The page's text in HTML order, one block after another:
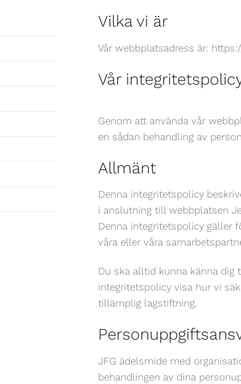
Vilka vi är
Vår webbplatsadress är:
Vår
Genom att använda vår
en sådan behandling av
Allmänt
Denna integritetspolicy
i anslutning till webbplatsen
Denna integritetspolicy gäller
våra eller våra
Du ska alltid kunna känna dig
integritetspolicy visa hur vi
tillämplig lagstiftning.
JFG ädelsmide med
behandlingen av dina